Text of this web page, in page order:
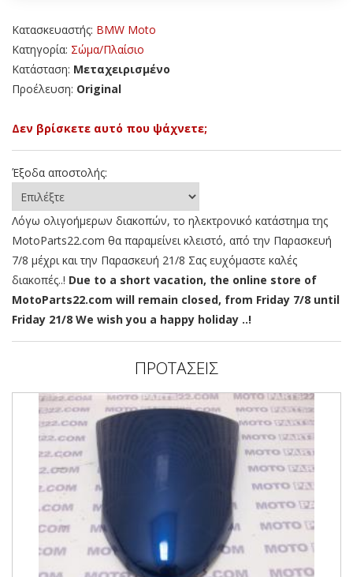
Κατασκευαστής: BMW Moto
Κατηγορία: Σώμα/Πλαίσιο
Κατάσταση: Μεταχειρισμένο
Προέλευση: Original
Δεν βρίσκετε αυτό που ψάχνετε;
Έξοδα αποστολής:
Λόγω ολιγοήμερων διακοπών, το ηλεκτρονικό κατάστημα της
MotoParts22.com θα παραμείνει κλειστό, από την Παρασκευή
7/8 μέχρι και την Παρασκευή 21/8 Σας ευχόμαστε καλές
διακοπές..! Due to a short vacation, the online store of
MotoParts22.com will remain closed, from Friday 7/8 until
Friday 21/8 We wish you a happy holiday ..!
ΠΡΟΤΑΣΕΙΣ